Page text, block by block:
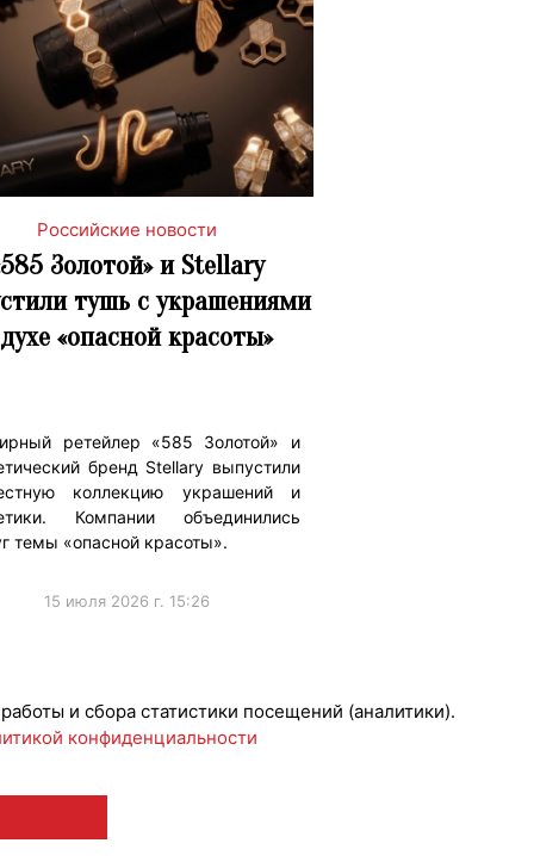
Российские новости
Золотой» и Stellary
тушь с украшениями
«опасной красоты»
ретейлер «585 Золотой» и
бренд Stellary выпустили
коллекцию украшений и
Компании объединились
темы «опасной красоты».
15 июля 2026 г. 15:26
и сбора статистики посещений (аналитики).
конфиденциальности